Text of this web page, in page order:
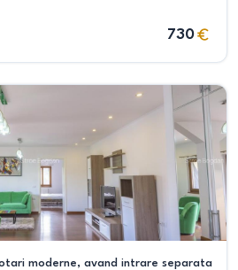
730
moderne, avand intrare separata